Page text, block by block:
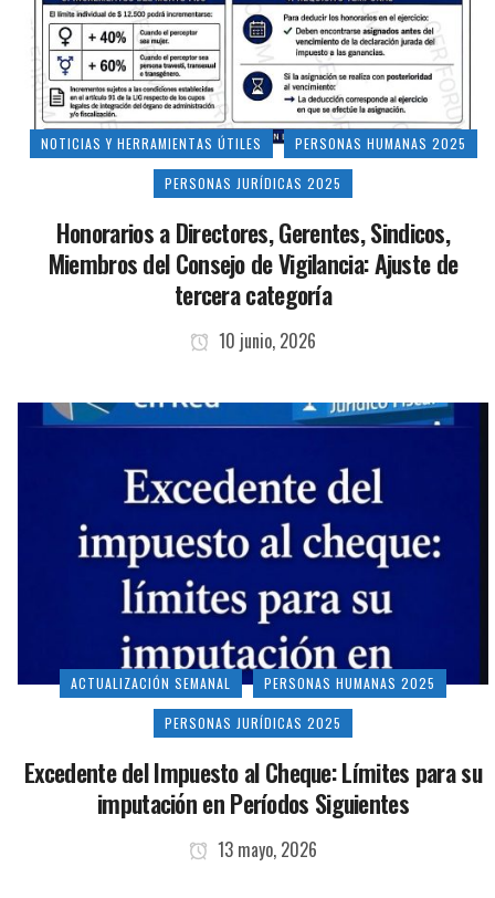
NOTICIAS Y HERRAMIENTAS ÚTILES PERSONAS HUMANAS 2025
PERSONAS JURÍDICAS 2025
Honorarios a Directores, Gerentes, Sindicos,
Miembros del Consejo de Vigilancia: Ajuste de
tercera categoría
10 junio, 2026
ACTUALIZACIÓN SEMANAL PERSONAS HUMANAS 2025
PERSONAS JURÍDICAS 2025
Excedente del Impuesto al Cheque: Límites para su
imputación en Períodos Siguientes
13 mayo, 2026